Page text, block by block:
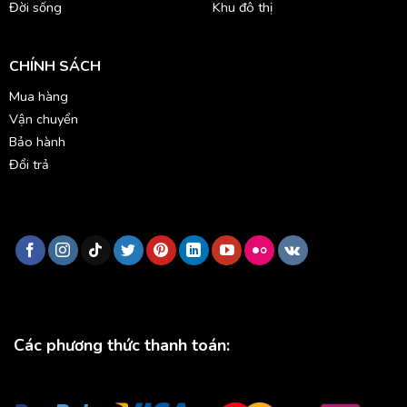
Đời sống Khu đô thị
CHÍNH SÁCH
Mua hàng
Vận chuyển
Bảo hành
Đổi trả
Các phương thức thanh toán: